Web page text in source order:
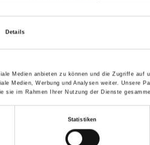
Details
Medien anbieten zu können und die Zugriffe auf
Medien, Werbung und Analysen weiter. Unsere
sie im Rahmen Ihrer Nutzung der Dienste
Statistiken